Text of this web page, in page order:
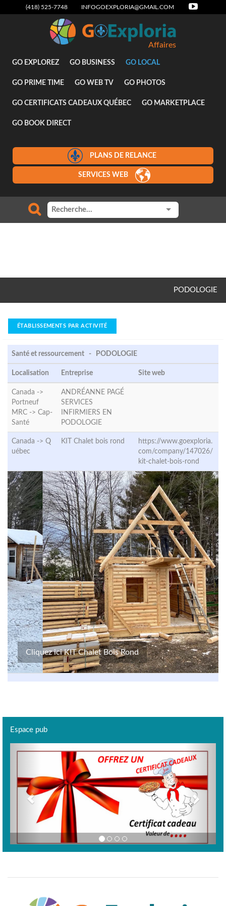
(418) 525-7748 INFOGOEXPLORIA@GMAIL.COM
Affaires
GO EXPLOREZ GO BUSINESS GO LOCAL
GO PRIME TIME GO WEB TV GO PHOTOS
GO CERTIFICATS CADEAUX QUÉBEC GO MARKETPLACE
GO BOOK DIRECT
PLANS DE RELANCE
SERVICES WEB
PODOLOGIE
ÉTABLISSEMENTS PAR ACTIVITÉ
Santé et ressourcement - PODOLOGIE
Localisation Entreprise Site web
Canada ->
Portneuf
MRC -> Cap-
Santé
ANDRÉANNE PAGÉ
SERVICES
INFIRMIERS EN
PODOLOGIE
Canada -> Q
uébec
KIT Chalet bois rond
https://www.goexploria.
com/company/147026/
kit-chalet-bois-rond
Cliquez ici KIT Chalet Bois Rond
Espace pub